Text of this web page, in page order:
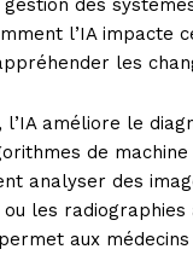
des
l’IA impacte
les
améliore le
de
analyser des
les radiographies
aux